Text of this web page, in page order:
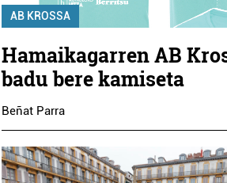
AB KROSSA
Hamaikagarren AB
badu bere kamiseta
Beñat Parra